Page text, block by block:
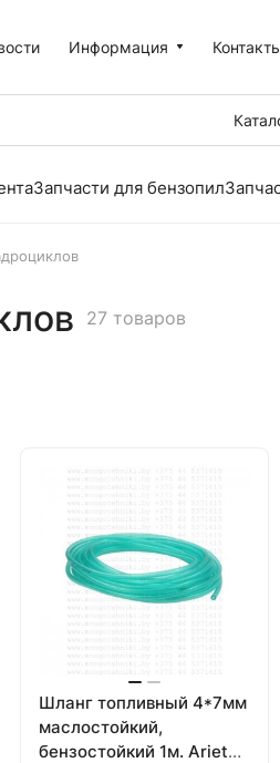
Информация
Запчасти для бензопил
27 товаров
Шланг топливный 4*7мм
маслостойкий,
бензостойкий 1м. Ariete